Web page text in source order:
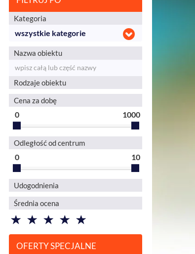
Kategoria
wszystkie kategorie
Nazwa obiektu
Rodzaje obiektu
Cena za dobę
0 1000
Odległość od centrum
0 10
Udogodnienia
Średnia ocena
OFERTY SPECJALNE